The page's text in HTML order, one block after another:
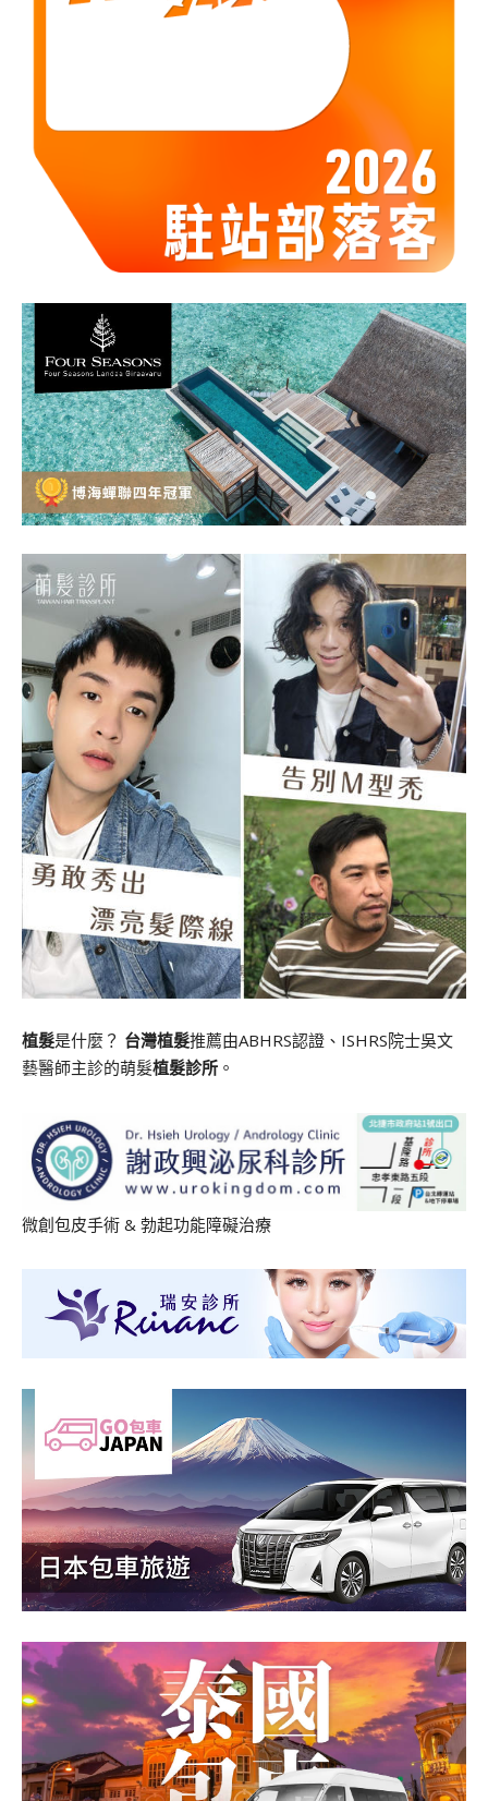
植髮是什麼？ 台灣植髮推薦由ABHRS認證、ISHRS院士吳文
藝醫師主診的萌髮植髮診所 。
微創包皮手術 & 勃起功能障礙治療